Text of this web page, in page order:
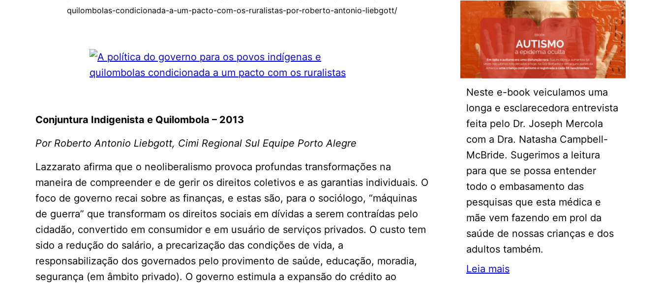
quilombolas-condicionada-a-um-pacto-com-os-ruralistas-por-roberto-antonio-liebgott/
Conjuntura Indigenista e Quilombola – 2013
Por Roberto Antonio Liebgott, Cimi Regional Sul Equipe Porto Alegre
Lazzarato afirma que o neoliberalismo provoca profundas transformações na
maneira de compreender e de gerir os direitos coletivos e as garantias individuais. O
foco de governo recai sobre as finanças, e estas são, para o sociólogo, “máquinas
de guerra” que transformam os direitos sociais em dívidas a serem contraídas pelo
cidadão, convertido em consumidor e em usuário de serviços privados. O custo tem
sido a redução do salário, a precarização das condições de vida, a
responsabilização dos governados pelo provimento de saúde, educação, moradia,
segurança (em âmbito privado). O governo estimula a expansão do crédito ao
Neste e-book veiculamos uma
longa e esclarecedora entrevista
feita pelo Dr. Joseph Mercola
com a Dra. Natasha Campbell-
McBride. Sugerimos a leitura
para que se possa entender
todo o embasamento das
pesquisas que esta médica e
mãe vem fazendo em prol da
saúde de nossas crianças e dos
adultos também.
Leia mais